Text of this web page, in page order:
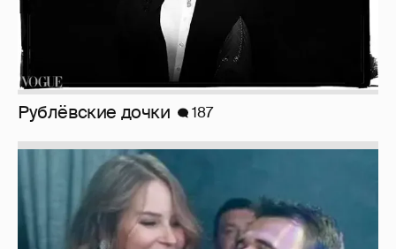
Неужели правда?